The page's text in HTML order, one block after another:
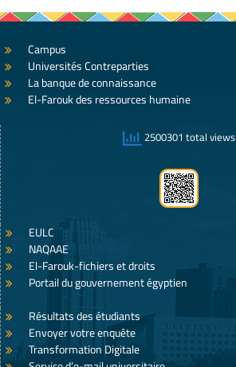
Campus
Universités Contreparties
La banque de connaissance
El-Farouk des ressources humaine
2500301 total views
EULC
NAQAAE
El-Farouk-fichiers et droits
Portail du gouvernement égyptien
Résultats des étudiants
Envoyer votre enquête
Transformation Digitale